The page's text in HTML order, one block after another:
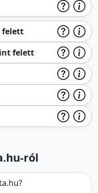
felett
felett
ról